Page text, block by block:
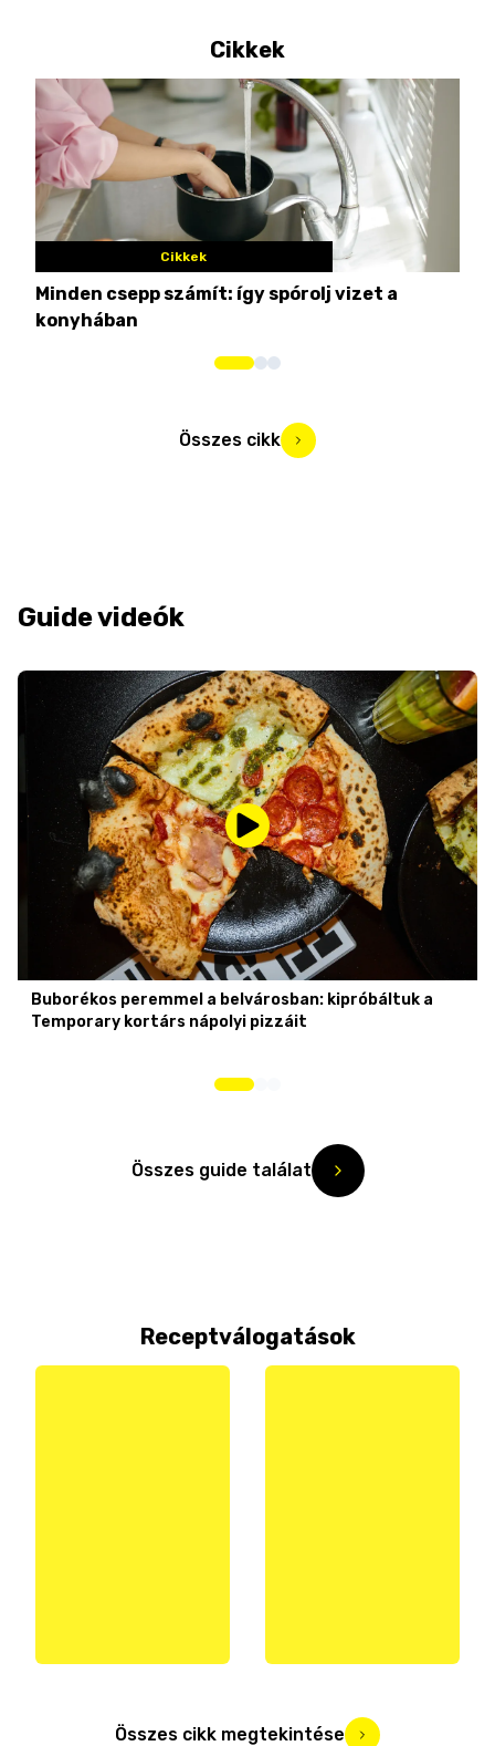
Cikkek
Cikkek
Minden csepp számít: így spórolj vizet a
konyhában
Összes cikk
Guide videók
Buborékos peremmel a belvárosban: kipróbáltuk a
Temporary kortárs nápolyi pizzáit
Összes guide találat
Receptválogatások
Összes cikk megtekintése